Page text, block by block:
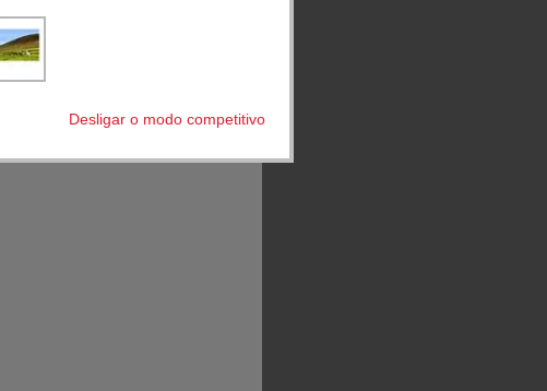
Desligar o modo competitivo